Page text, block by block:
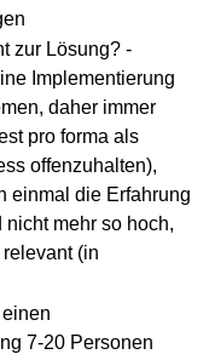
zur Lösung? -
Implementierung
daher immer
pro forma als
offenzuhalten),
einmal die Erfahrung
mehr so hoch,
(in
7-20 Personen